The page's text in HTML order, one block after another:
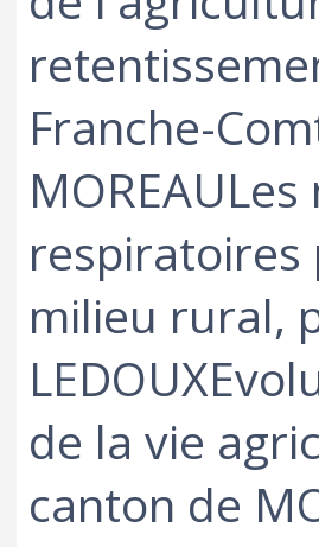
Franche-
respiratoires
milieu rural,
de la vie
canton de